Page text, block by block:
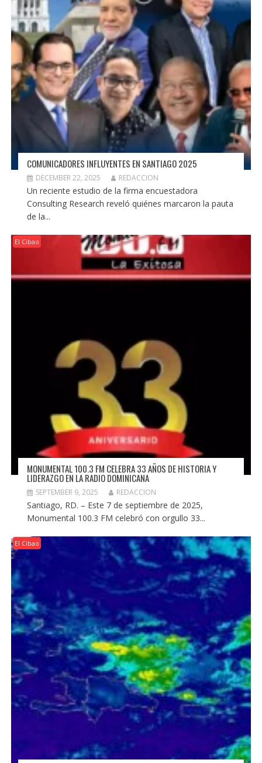
COMUNICADORES INFLUYENTES EN SANTIAGO 2025
DECEMBER 22, 2025 REDACCION
Un reciente estudio de la firma encuestadora
Consulting Research reveló quiénes marcaron la pauta
de la...
El Cibao
MONUMENTAL 100.3 FM CELEBRA 33 AÑOS DE HISTORIA Y
LIDERAZGO EN LA RADIO DOMINICANA
SEPTEMBER 9, 2025 REDACCION
Santiago, RD. – Este 7 de septiembre de 2025,
Monumental 100.3 FM celebró con orgullo 33...
El Cibao